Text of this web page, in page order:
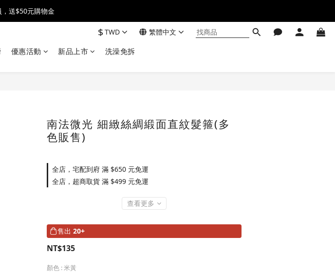
贈 ♡ 冰淇淋提霸杯 ♡
送$50元購物金
$TWD 繁體中文
優惠活動 新品上市 洗澡免拆
南法微光 細緻絲綢緞面直紋髮箍(多
色販售)
全店，宅配到府 滿 $650 元免運
全店，超商取貨 滿 $499 元免運
查看更多
售出 20+
NT$135
顏色 : 米黃